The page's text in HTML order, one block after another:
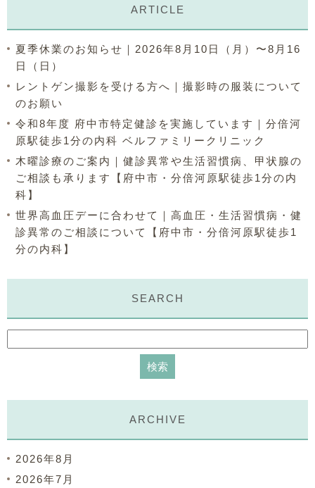
ARTICLE
夏季休業のお知らせ｜2026年8月10日（月）〜8月16
日（日）
レントゲン撮影を受ける方へ｜撮影時の服装について
のお願い
令和8年度 府中市特定健診を実施しています｜分倍河
原駅徒歩1分の内科 ベルファミリークリニック
木曜診療のご案内｜健診異常や生活習慣病、甲状腺の
ご相談も承ります【府中市・分倍河原駅徒歩1分の内
科】
世界高血圧デーに合わせて｜高血圧・生活習慣病・健
診異常のご相談について【府中市・分倍河原駅徒歩1
分の内科】
SEARCH
ARCHIVE
2026年8月
2026年7月